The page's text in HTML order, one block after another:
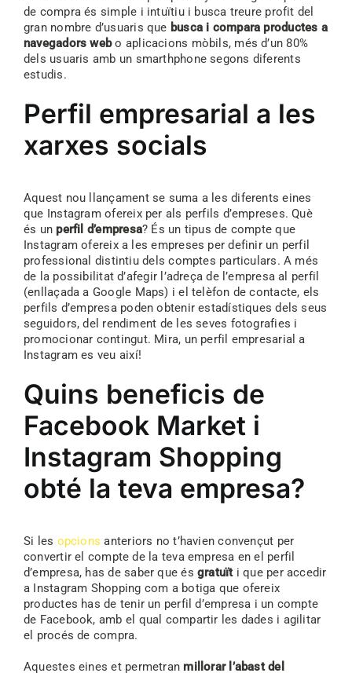
de compra és simple i intuïtiu i busca treure profit del
gran nombre d’usuaris que busca i compara productes a
navegadors webo aplicacions mòbils, més d’un 80%
dels usuaris amb un smarthphone segons diferents
estudis.
Perfil empresarial a les
xarxes socials
Aquest nou llançament se suma a les diferents eines
que Instagram ofereix per als perfils d’empreses. Què
és un perfil d’empresa? És un tipus de compte que
Instagram ofereix a les empreses per definir un perfil
professional distintiu dels comptes particulars. A més
de la possibilitat d’afegir l’adreça de l’empresa al perfil
(enllaçada a Google Maps) i el telèfon de contacte, els
perfils d’empresa poden obtenir estadístiques dels seus
seguidors, del rendiment de les seves fotografies i
promocionar contingut. Mira, un perfil empresarial a
Instagram es veu així!
Quins beneficis de
Facebook Market i
Instagram Shopping
obté la teva empresa?
Si les opcions anteriors no t’havien convençut per
convertir el compte de la teva empresa en el perfil
d’empresa, has de saber que és gratuït i que per accedir
a Instagram Shopping com a botiga que ofereix
productes has de tenir un perfil d’empresa i un compte
de Facebook, amb el qual compartir les dades i agilitar
el procés de compra.
Aquestes eines et permetran millorar l’abast del